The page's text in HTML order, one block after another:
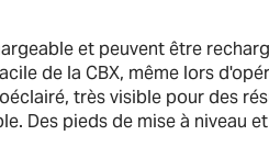
et peuvent être
de la CBX, même lors
très visible pour des
Des pieds de mise à niveau